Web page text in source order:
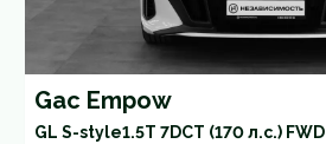
Gac Empow
GL S-style1.5T 7DCT (170 л.с.) FWD